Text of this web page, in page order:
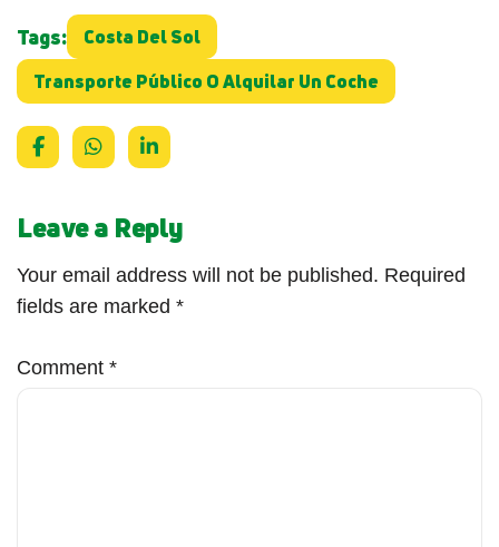
Tags:
Costa Del Sol
Transporte Público O Alquilar Un Coche
Leave a Reply
Your email address will not be published. Required
fields are marked *
Comment *